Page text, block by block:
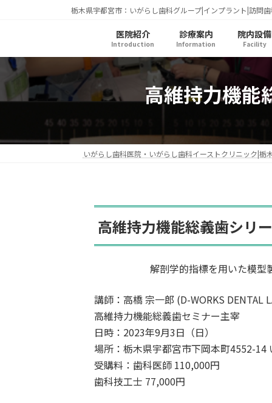
ツ
へ
ス
プ
シ
ョ
ン
動
栃木県宇都宮市：いがらし歯科グループ|インプラント|訪問
医院紹介
Introduction
診療案内
Information
院内設備
Facility
高維持力機能
いがらし歯科医院・いがらし歯科イーストクリニック|栃
高維持力機能総義歯シリ
解剖学的指標を用いた模型
講師：高橋 宗一郎 (D-WORKS DENTAL
高維持力機能総義歯セミナー主宰
日時：2023年9月3日（日）
場所：栃木県宇都宮市下岡本町4552-14
受購料：歯科医師 110,000円
歯科技工士 77,000円